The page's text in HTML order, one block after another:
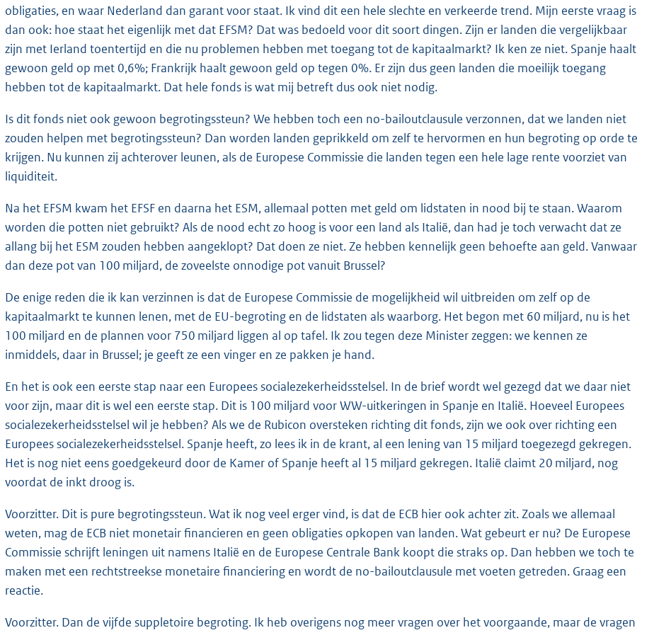
obligaties, en waar Nederland dan garant voor staat. Ik vind dit een hele slechte en verkeerde trend. Mijn eerste vraag is
dan ook: hoe staat het eigenlijk met dat EFSM? Dat was bedoeld voor dit soort dingen. Zijn er landen die vergelijkbaar
zijn met Ierland toentertijd en die nu problemen hebben met toegang tot de kapitaalmarkt? Ik ken ze niet. Spanje haalt
gewoon geld op met 0,6%; Frankrijk haalt gewoon geld op tegen 0%. Er zijn dus geen landen die moeilijk toegang
hebben tot de kapitaalmarkt. Dat hele fonds is wat mij betreft dus ook niet nodig.
Is dit fonds niet ook gewoon begrotingssteun? We hebben toch een no-bailoutclausule verzonnen, dat we landen niet
zouden helpen met begrotingssteun? Dan worden landen geprikkeld om zelf te hervormen en hun begroting op orde te
krijgen. Nu kunnen zij achterover leunen, als de Europese Commissie die landen tegen een hele lage rente voorziet van
liquiditeit.
Na het EFSM kwam het EFSF en daarna het ESM, allemaal potten met geld om lidstaten in nood bij te staan. Waarom
worden die potten niet gebruikt? Als de nood echt zo hoog is voor een land als Italië, dan had je toch verwacht dat ze
allang bij het ESM zouden hebben aangeklopt? Dat doen ze niet. Ze hebben kennelijk geen behoefte aan geld. Vanwaar
dan deze pot van 100 miljard, de zoveelste onnodige pot vanuit Brussel?
De enige reden die ik kan verzinnen is dat de Europese Commissie de mogelijkheid wil uitbreiden om zelf op de
kapitaalmarkt te kunnen lenen, met de EU-begroting en de lidstaten als waarborg. Het begon met 60 miljard, nu is het
100 miljard en de plannen voor 750 miljard liggen al op tafel. Ik zou tegen deze Minister zeggen: we kennen ze
inmiddels, daar in Brussel; je geeft ze een vinger en ze pakken je hand.
En het is ook een eerste stap naar een Europees socialezekerheidsstelsel. In de brief wordt wel gezegd dat we daar niet
voor zijn, maar dit is wel een eerste stap. Dit is 100 miljard voor WW-uitkeringen in Spanje en Italië. Hoeveel Europees
socialezekerheidsstelsel wil je hebben? Als we de Rubicon oversteken richting dit fonds, zijn we ook over richting een
Europees socialezekerheidsstelsel. Spanje heeft, zo lees ik in de krant, al een lening van 15 miljard toegezegd gekregen.
Het is nog niet eens goedgekeurd door de Kamer of Spanje heeft al 15 miljard gekregen. Italië claimt 20 miljard, nog
voordat de inkt droog is.
Voorzitter. Dit is pure begrotingssteun. Wat ik nog veel erger vind, is dat de ECB hier ook achter zit. Zoals we allemaal
weten, mag de ECB niet monetair financieren en geen obligaties opkopen van landen. Wat gebeurt er nu? De Europese
Commissie schrijft leningen uit namens Italië en de Europese Centrale Bank koopt die straks op. Dan hebben we toch te
maken met een rechtstreekse monetaire financiering en wordt de no-bailoutclausule met voeten getreden. Graag een
reactie.
Voorzitter. Dan de vijfde suppletoire begroting. Ik heb overigens nog meer vragen over het voorgaande, maar de vragen